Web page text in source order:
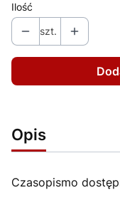
Ilość
szt.
Opis
Czasopismo